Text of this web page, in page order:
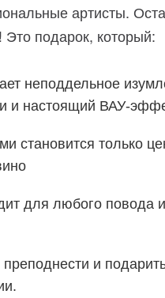
артисты.
Это подарок, который:
неподдельное
и настоящий ВАУ-
становится только
для любого повода
и